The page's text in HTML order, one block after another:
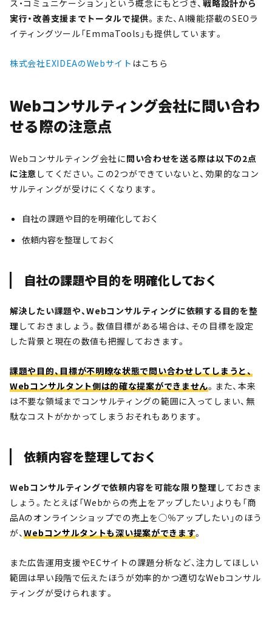
ス・コミュニケーション」という概念にもとづき、戦略設計から
実行・改善支援までトータルで提供。また、AI機能搭載のSEOラ
イティングツール「EmmaTools」も提供しています。
株式会社EXIDEAのWebサイト はこちら
Webコンサルティング会社に問い合わ
せる際の注意点
Webコンサルティング会社に問い合わせを送る際は以下の2点
に注意 してください。この2つができていないと、効果的なコン
サルティングが受けにくくなります。
自社の課題や目的を明確化しておく
依頼内容を整理しておく
自社の課題や目的を明確化しておく
解決したい課題や、Webコンサルティングに依頼する目的を整
理 しておきましょう。数値目標がある場合は、その目標を設定
した背景と現在の数値も把握しておきます。
課題や目的、目標が不明瞭な状態で問い合わせしてしまうと、
Webコンサルタント側は的確な提案ができません。また、本来
は不要な領域までコンサルティングの範囲に入ってしまい、無
駄なコストがかかってしまうおそれもあります。
依頼内容を整理しておく
Webコンサルティングで依頼内容を可能な限り整理 しておきま
しょう。たとえば「Webからの売上をアップしたい」よりも「商
品Aのオンラインショップでの売上を◯％アップしたい」のほう
が、Webコンサルタントも深い提案ができます。
また広告運用支援やECサイトの課題分析など、注力してほしい
範囲は早い段階で伝えたほうが効率的かつ適切なWebコンサル
ティングが受けられます。